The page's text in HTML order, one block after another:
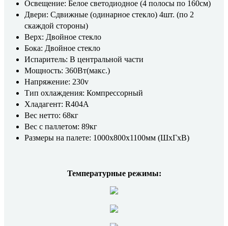
Освещение: Белое светодиодное (4 полосы по 160см)
Двери: Сдвижные (одинарное стекло) 4шт. (по 2
скаждой стороны)
Верх: Двойное стекло
Бока: Двойное стекло
Испаритель: В центральной части
Мощность: 360Вт(макс.)
Напряжение: 230v
Тип охлаждения: Компрессорный
Хладагент: R404A
Вес нетто: 68кг
Вес с паллетом: 89кг
Размеры на палете: 1000x800x1100мм (ШхГхВ)
Температурные режимы: